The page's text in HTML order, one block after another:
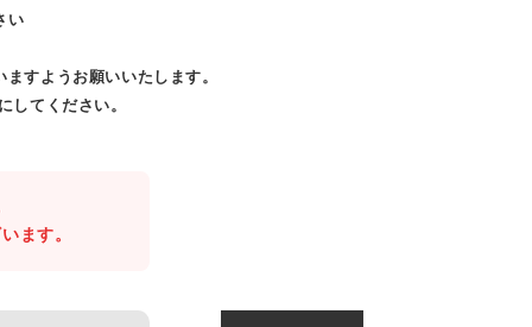
い
すようお願いいたします。
してください。
ます。